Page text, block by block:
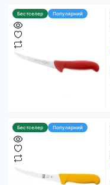
Бестселер Популярний
Бестселер Популярний